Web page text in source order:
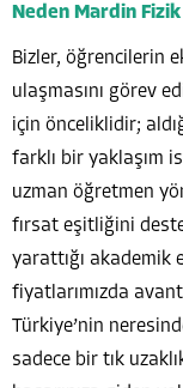
Neden Mardin
Bizler, öğrencilerin
ulaşmasını görev
için önceliklidir;
farklı bir yaklaşım
uzman öğretmen
fırsat eşitliğini
yarattığı akademik
fiyatlarımızda
Türkiye’nin
sadece bir tık